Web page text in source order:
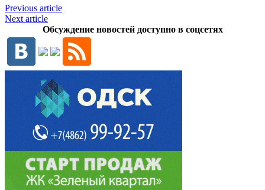
Previous article
Next article
Обсуждение новостей доступно в соцсетях